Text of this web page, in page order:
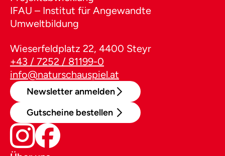
IFAU – Institut für Angewandte
Umweltbildung
Wieserfeldplatz 22, 4400 Steyr
+43 / 7252 / 81199-0
info@naturschauspiel.at
Newsletter anmelden
Gutscheine bestellen